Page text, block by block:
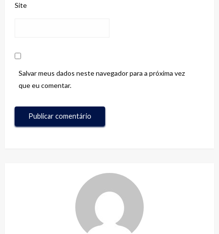
Site
Salvar meus dados neste navegador para a próxima vez
que eu comentar.